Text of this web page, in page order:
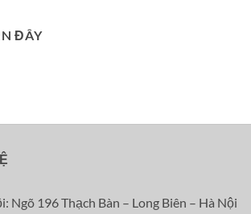
ĐÂY
Ngõ 196 Thạch Bàn – Long Biên – Hà Nội